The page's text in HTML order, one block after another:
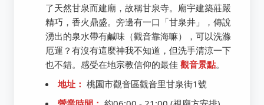
了天然甘泉而建廟，故稱甘泉寺。廟宇建築莊嚴
精巧，香火鼎盛。旁邊有一口「甘泉井」，傳說
湧出的泉水帶有鹹味（觀音靠海嘛），可以洗滌
厄運？有沒有這麼神我不知道，但洗手清涼一下
也不錯。感受在地宗教信仰的最佳 觀音景點。
地址： 桃園市觀音區觀音里甘泉街1號